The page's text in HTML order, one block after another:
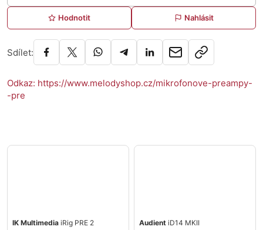
Hodnotit Nahlásit
Sdílet:
Odkaz: https://www.melodyshop.cz/mikrofonove-preampy-
-pre
IK Multimedia iRig PRE 2 Audient iD14 MKII